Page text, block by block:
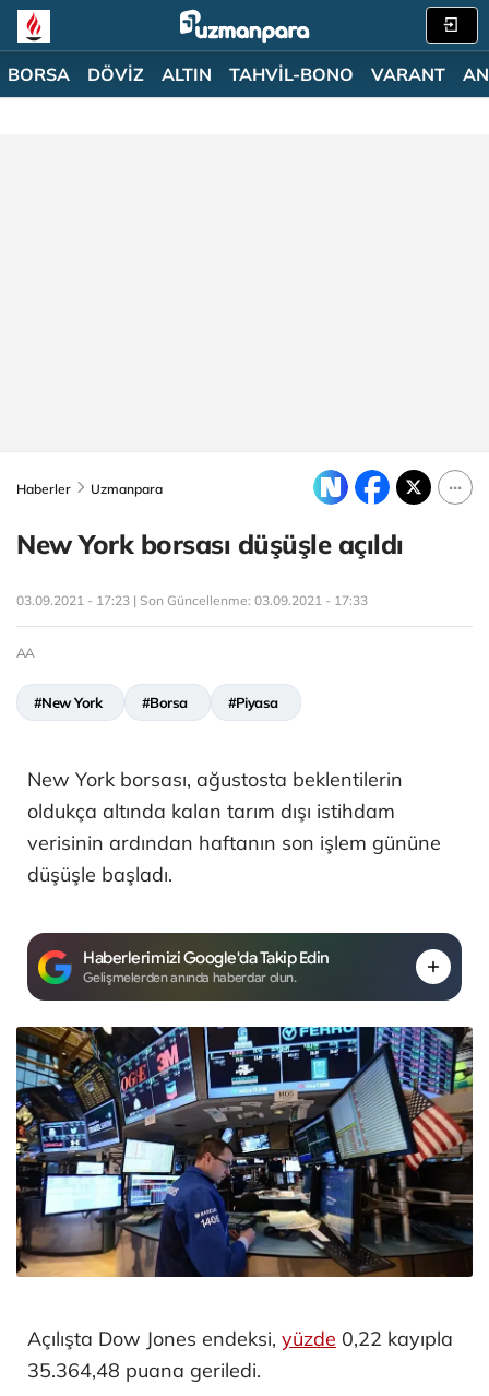
BORSA DÖVİZ ALTIN TAHVİL-BONO VARANT
Haberler Uzmanpara
New York borsası düşüşle açıldı
03.09.2021 - 17:23 | Son Güncellenme: 03.09.2021 - 17:33
AA
#New York #Borsa #Piyasa
New York borsası, ağustosta beklentilerin
oldukça altında kalan tarım dışı istihdam
verisinin ardından haftanın son işlem gününe
düşüşle başladı.
Haberlerimizi Google'da Takip Edin
Gelişmelerden anında haberdar olun.
Açılışta Dow Jones endeksi, yüzde 0,22 kayıpla
35.364,48 puana geriledi.